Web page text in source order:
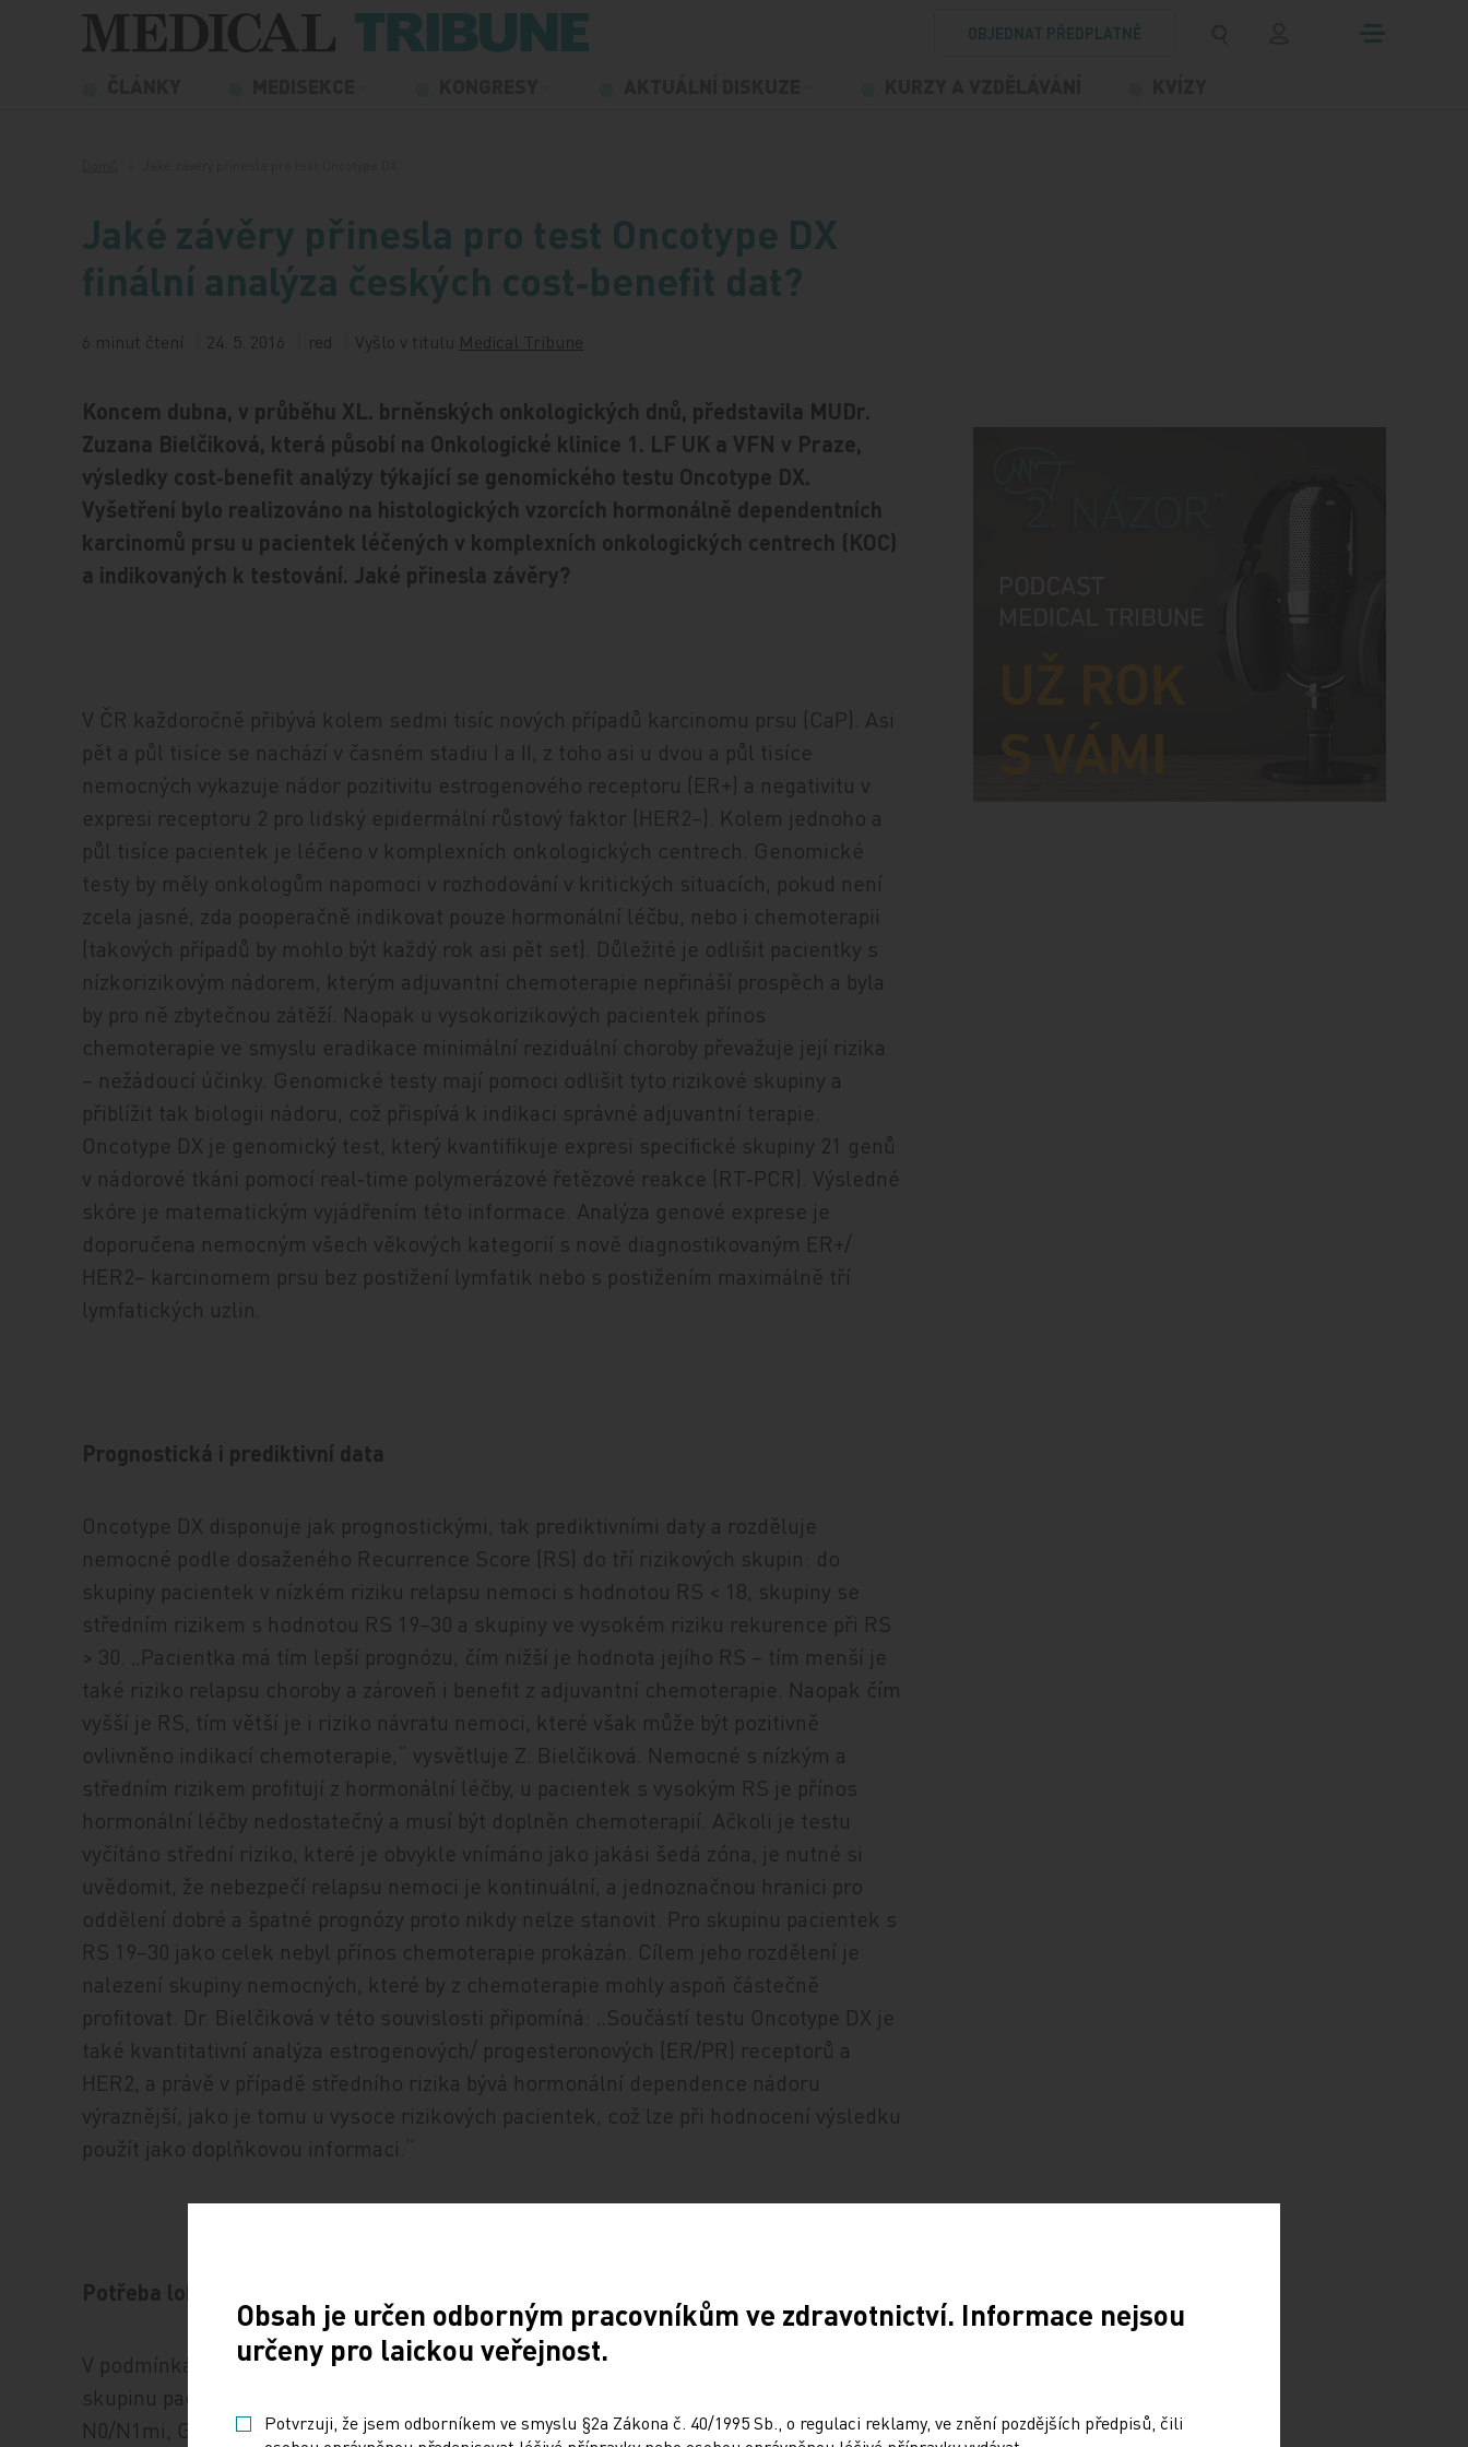
Přeskočit na obsah
OBJEDNAT PŘEDPLATNÉ
Jaké závěry přinesla pro test Oncotype DX
finální analýza českých cost‑benefit dat?
6 minut čtení 24. 5. 2016 red Vyšlo v titulu Medical Tribune
Koncem dubna, v průběhu XL. brněnských onkologických dnů, představila MUDr.
Zuzana Bielčiková, která působí na Onkologické klinice 1. LF UK a VFN v Praze,
výsledky cost‑benefit analýzy týkající se genomického testu Oncotype DX.
Vyšetření bylo realizováno na histologických vzorcích hormonálně dependentních
karcinomů prsu u pacientek léčených v komplexních onkologických centrech (KOC)
a indikovaných k testování. Jaké přinesla závěry?
V ČR každoročně přibývá kolem sedmi tisíc nových případů karcinomu prsu (CaP). Asi
pět a půl tisíce se nachází v časném stadiu I a II, z toho asi u dvou a půl tisíce
nemocných vykazuje nádor pozitivitu estrogenového receptoru (ER+) a negativitu v
expresi receptoru 2 pro lidský epidermální růstový faktor (HER2–). Kolem jednoho a
půl tisíce pacientek je léčeno v komplexních onkologických centrech. Genomické
testy by měly onkologům napomoci v rozhodování v kritických situacích, pokud není
zcela jasné, zda pooperačně indikovat pouze hormonální léčbu, nebo i chemoterapii
(takových případů by mohlo být každý rok asi pět set). Důležité je odlišit pacientky s
nízkorizikovým nádorem, kterým adjuvantní chemoterapie nepřináší prospěch a byla
by pro ně zbytečnou zátěží. Naopak u vysokorizikových pacientek přínos
chemoterapie ve smyslu eradikace minimální reziduální choroby převažuje její rizika
– nežádoucí účinky. Genomické testy mají pomoci odlišit tyto rizikové skupiny a
přiblížit tak biologii nádoru, což přispívá k indikaci správné adjuvantní terapie.
Oncotype DX je genomický test, který kvantifikuje expresi specifické skupiny 21 genů
v nádorové tkáni pomocí real‑time polymerázové řetězové reakce (RT‑PCR). Výsledné
skóre je matematickým vyjádřením této informace. Analýza genové exprese je
doporučena nemocným všech věkových kategorií s nově diagnostikovaným ER+/
HER2– karcinomem prsu bez postižení lymfatik nebo s postižením maximálně tří
lymfatických uzlin.
Prognostická i prediktivní data
Oncotype DX disponuje jak prognostickými, tak prediktivními daty a rozděluje
nemocné podle dosaženého Recurrence Score (RS) do tří rizikových skupin: do
skupiny pacientek v nízkém riziku relapsu nemoci s hodnotou RS < 18, skupiny se
středním rizikem s hodnotou RS 19–30 a skupiny ve vysokém riziku rekurence při RS
> 30. „Pacientka má tím lepší prognózu, čím nižší je hodnota jejího RS – tím menší je
také riziko relapsu choroby a zároveň i benefit z adjuvantní chemoterapie. Naopak čím
vyšší je RS, tím větší je i riziko návratu nemoci, které však může být pozitivně
ovlivněno indikací chemoterapie,“ vysvětluje Z. Bielčiková. Nemocné s nízkým a
středním rizikem profitují z hormonální léčby, u pacientek s vysokým RS je přínos
hormonální léčby nedostatečný a musí být doplněn chemoterapií. Ačkoli je testu
vyčítáno střední riziko, které je obvykle vnímáno jako jakási šedá zóna, je nutné si
uvědomit, že nebezpečí relapsu nemoci je kontinuální, a jednoznačnou hranici pro
oddělení dobré a špatné prognózy proto nikdy nelze stanovit. Pro skupinu pacientek s
RS 19–30 jako celek nebyl přínos chemoterapie prokázán. Cílem jeho rozdělení je
nalezení skupiny nemocných, které by z chemoterapie mohly aspoň částečně
profitovat. Dr. Bielčiková v této souvislosti připomíná: „Součástí testu Oncotype DX je
také kvantitativní analýza estrogenových/ progesteronových (ER/PR) receptorů a
HER2, a právě v případě středního rizika bývá hormonální dependence nádoru
výraznější, jako je tomu u vysoce rizikových pacientek, což lze při hodnocení výsledku
použít jako doplňkovou informaci.“
Potřeba lokálních dat od českých nemocných
V podmínkách českého zdravotnictví je Oncotype DX hrazen pro selektovanou
skupinu pacientek s časným karcinomem prsu a následnými parametry: ER+/HER2–,
N0/N1mi, G2 s jedním z rizikových faktorů, kterým je vysoký proliferační index Ki‑67
Obsah je určen odborným pracovníkům ve zdravotnictví. Informace nejsou
určeny pro laickou veřejnost.
Potvrzuji, že jsem odborníkem ve smyslu §2a Zákona č. 40/1995 Sb., o regulaci reklamy, ve znění pozdějších předpisů, čili